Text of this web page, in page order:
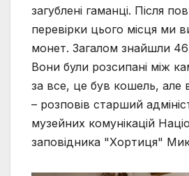
загублені гаманці. Після
перевірки цього місця ми
монет. Загалом знайшли
Вони були розсипані між
за все, це був кошель, але
– розповів старший
музейних комунікацій
заповідника "Хортиця"